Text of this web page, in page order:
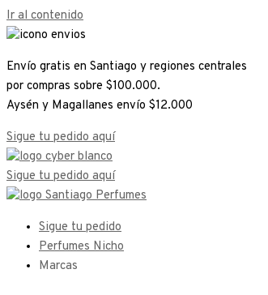
Ir al contenido
Envío gratis en Santiago y regiones centrales
por compras sobre $100.000.
Aysén y Magallanes envío $12.000
Sigue tu pedido aquí
Sigue tu pedido aquí
Sigue tu pedido
Perfumes Nicho
Marcas